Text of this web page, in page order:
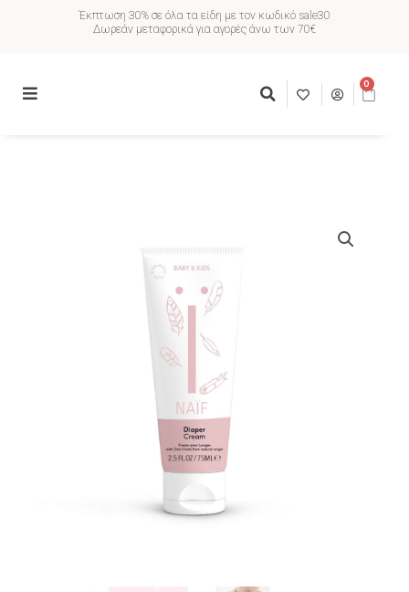
Έκπτωση 30% σε όλα τα είδη με τον κωδικό sale30
Δωρεάν μεταφορικά για αγορές άνω των 70€
0